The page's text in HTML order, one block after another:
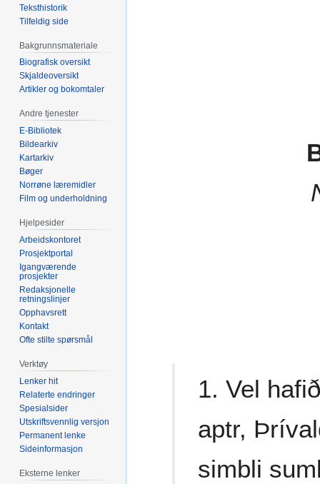
1. Vel
aptr,
simbli
Teksthistorik
Tilfeldig side
Bakgrunnsmateriale
Biografisk oversikt
Skjaldeoversikt
Artikler og bokomtaler
Andre tjenester
E-Bibliotek
Bildearkiv
Kartarkiv
Bøger
Norrøne læremidler
Film og underholdning
Hjelpesider
Arbeidskontoret
Prosjektportal
Igangværende
prosjekter
Redaksjonelle
retningslinjer
Opphavsrett
Kontakt
Ofte stilte spørsmål
Verktøy
Lenker hit
Relaterte endringer
Spesialsider
Utskriftsvennlig versjon
Permanent lenke
Sideinformasjon
Eksterne lenker